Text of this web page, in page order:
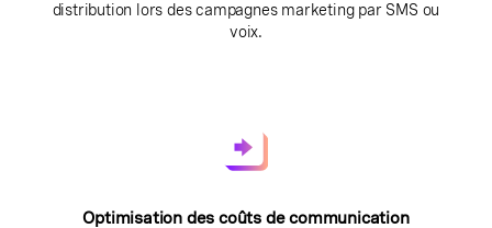
distribution lors des campagnes marketing par SMS ou
voix.
Optimisation des coûts de communication